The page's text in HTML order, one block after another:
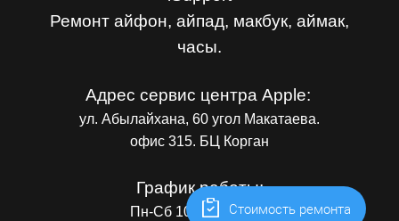
Ремонт айфон, айпад, макбук, аймак,
часы.
Адрес сервис центра Apple:
ул. Абылайхана, 60 угол Макатаева.
офис 315. БЦ Корган
График работы:
Пн-Сб 10.00 до 19.00Cтоимость ремонта